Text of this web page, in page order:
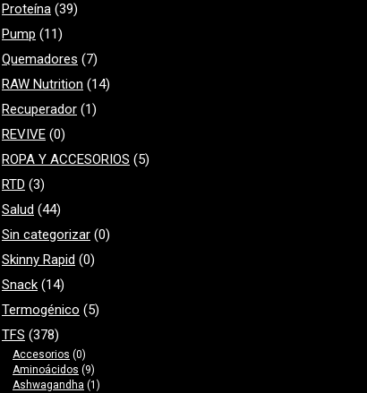
Proteína (39)
Pump (11)
Quemadores (7)
RAW Nutrition (14)
Recuperador (1)
REVIVE (0)
ROPA Y ACCESORIOS (5)
RTD (3)
Salud (44)
Sin categorizar (0)
Skinny Rapid (0)
Snack (14)
Termogénico (5)
TFS (378)
Accesorios (0)
Aminoácidos (9)
Ashwagandha (1)